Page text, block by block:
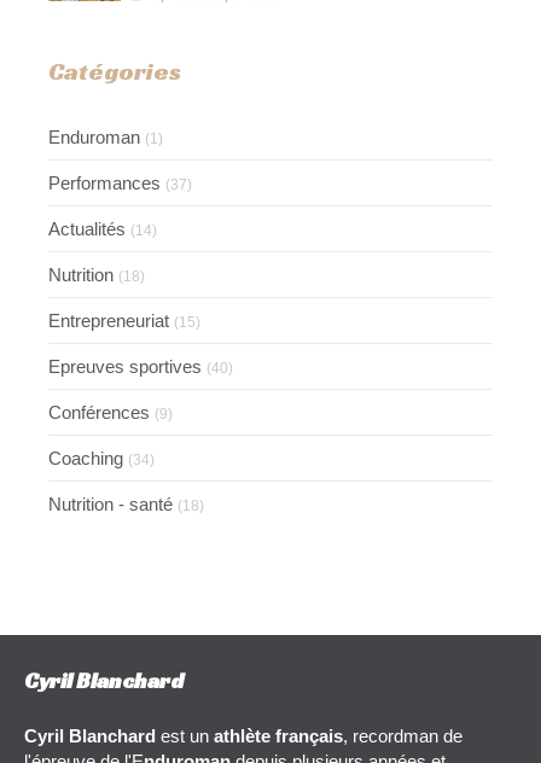
Catégories
Enduroman (1)
Performances (37)
Actualités (14)
Nutrition (18)
Entrepreneuriat (15)
Epreuves sportives (40)
Conférences (9)
Coaching (34)
Nutrition - santé (18)
Cyril Blanchard
Cyril Blanchard est un athlète français, recordman de